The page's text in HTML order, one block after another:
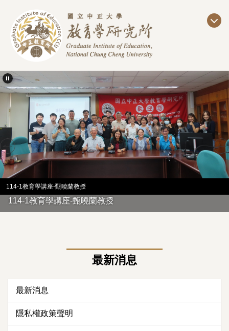
主
容
區
114-1教育學講座-甄曉蘭教授
114-1教育學講座-甄曉蘭教授
最新消息
最新消息
隱私權政策聲明